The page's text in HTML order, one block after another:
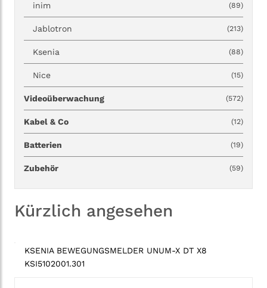
inim (89)
Jablotron (213)
Ksenia (88)
Nice (15)
Videoüberwachung (572)
Kabel & Co (12)
Batterien (19)
Zubehör (59)
Kürzlich angesehen
KSENIA BEWEGUNGSMELDER UNUM-X DT X8
KSI5102001.301